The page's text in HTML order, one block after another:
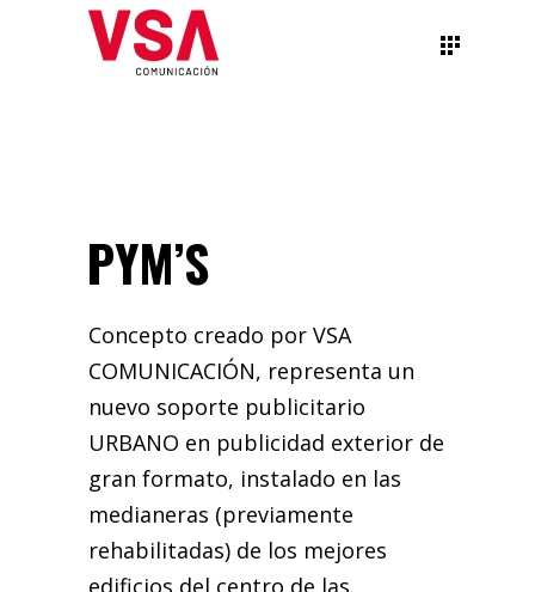
PYM’S
Concepto creado por VSA
COMUNICACIÓN, representa un
nuevo soporte publicitario
URBANO en publicidad exterior de
gran formato, instalado en las
medianeras (previamente
rehabilitadas) de los mejores
edificios del centro de las